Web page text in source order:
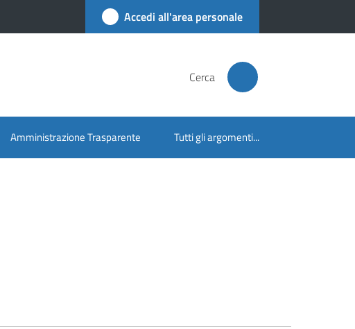
Accedi all'area personale
Cerca
Amministrazione Trasparente Tutti gli argomenti...